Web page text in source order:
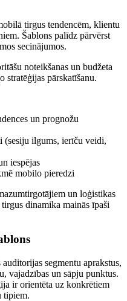
tirgus tendencēm, klientu
Šablons palīdz pārvērst
secinājumos.
noteikšanas un budžeta
stratēģijas pārskatīšanu.
un prognožu
(sesiju ilgums, ierīču veidi,
iespējas
mobilo pieredzi
un loģistikas
dinamika mainās īpaši
segmentu aprakstus,
vajadzības un sāpju punktus.
ir orientēta uz konkrētiem
tipiem.